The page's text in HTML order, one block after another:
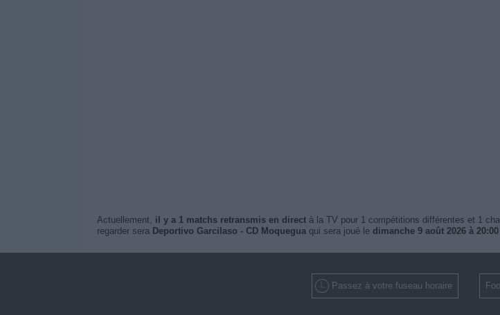
Actuellement, il y a 1 matchs retransmis en directà la TV pour 1 compétitions différentes et 1
regarder sera Deportivo Garcilaso - CD Moqueguaqui sera joué le dimanche 9 août 2026 à 20:00
Passez à votre fuseau horaire